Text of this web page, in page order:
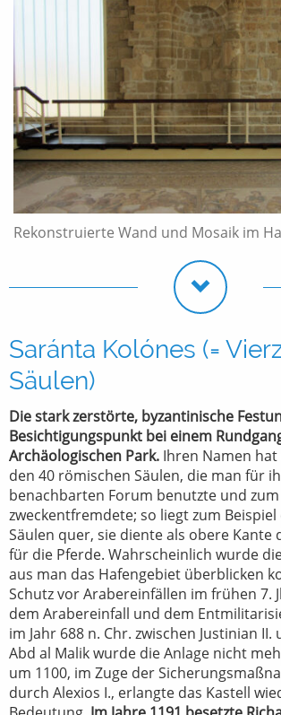
Rekonstruierte Wand und Mosaik im
Saránta Kolónes (=
Säulen)
Die stark zerstörte, byzantinische
Besichtigungspunkt bei einem
Archäologischen Park. Ihren Namen
den 40 römischen Säulen, die man für
benachbarten Forum benutzte und zum
zweckentfremdete; so liegt zum
Säulen quer, sie diente als obere Kante
für die Pferde. Wahrscheinlich wurde
aus man das Hafengebiet überblicken
Schutz vor Arabereinfällen im frühen 7.
dem Arabereinfall und dem
im Jahr 688 n. Chr. zwischen Justinian
Abd al Malik wurde die Anlage nicht
um 1100, im Zuge der
durch Alexios I., erlangte das Kastell